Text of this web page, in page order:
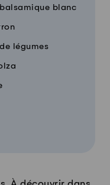
blanc
légumes